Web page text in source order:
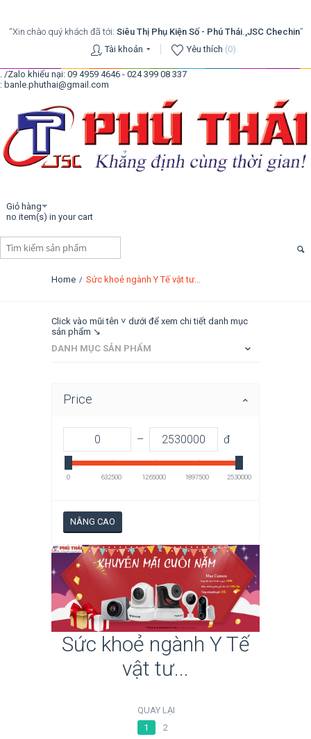
“Xin chào quý khách đã tới: Siêu Thị Phụ Kiện Số - Phú Thái.,JSC Chechin”
Tài khoản
Yêu thích (0)
. /Zalo khiếu nại: 09 4959 4646 - 024 399 08 337
: banle.phuthai@gmail.com
Giỏ hàng
no item(s) in your cart
Home / Sức khoẻ ngành Y Tế vật tư...
Click vào mũi tên ˅ dưới để xem chi tiết danh mục
sản phẩm ↘
DANH MỤC SẢN PHẨM
Price
– đ
0 632500 1265000 1897500 2530000
NÂNG CAO
Sức khoẻ ngành Y Tế
vật tư...
QUAY LẠI
1
2